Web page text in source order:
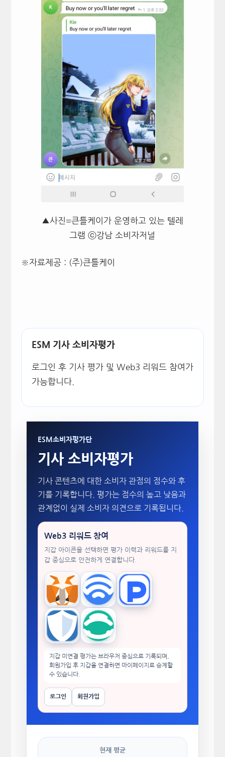
▲사진=큰틀케이가 운영하고 있는 텔레
그램 ⓒ강남 소비자저널
※자료제공 : (주)큰틀케이
ESM 기사 소비자평가
로그인 후 기사 평가 및 Web3 리워드 참여가
가능합니다.
ESM소비자평가단
기사 소비자평가
기사 콘텐츠에 대한 소비자 관점의 점수와 후
기를 기록합니다. 평가는 점수의 높고 낮음과
관계없이 실제 소비자 의견으로 기록됩니다.
Web3 리워드 참여
지갑 아이콘을 선택하면 평가 이력과 리워드를 지
갑 중심으로 안전하게 연결합니다.
MetaMask WalletConnectTokenPocket
Trust Wallet imToken
지갑 미연결 평가는 브라우저 중심으로 기록되며,
회원가입 후 지갑을 연결하면 마이페이지로 승계할
수 있습니다.
로그인 회원가입
현재 평균